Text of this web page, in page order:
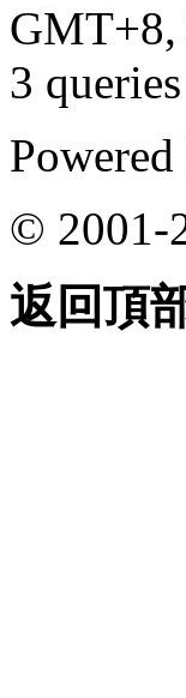
GMT+8,
3
© 2001-
返回頂